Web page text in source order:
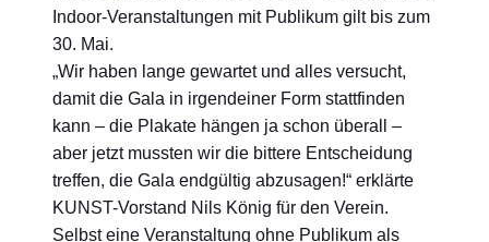
Indoor-Veranstaltungen mit Publikum gilt bis zum
30. Mai.
„Wir haben lange gewartet und alles versucht,
damit die Gala in irgendeiner Form stattfinden
kann – die Plakate hängen ja schon überall –
aber jetzt mussten wir die bittere Entscheidung
treffen, die Gala endgültig abzusagen!“ erklärte
KUNST-Vorstand Nils König für den Verein.
Selbst eine Veranstaltung ohne Publikum als